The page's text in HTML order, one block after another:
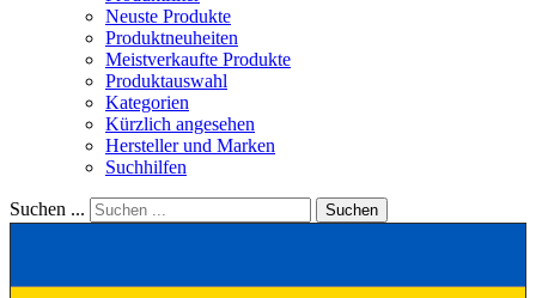
Neuste Produkte
Produktneuheiten
Meistverkaufte Produkte
Produktauswahl
Kategorien
Kürzlich angesehen
Hersteller und Marken
Suchhilfen
Suchen ... Suchen